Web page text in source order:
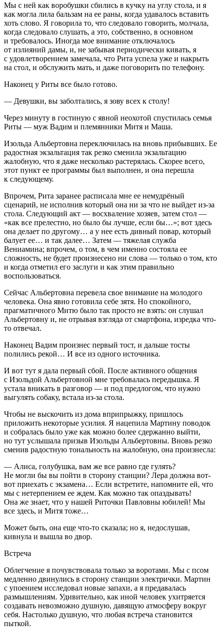
Мы с ней как воробушки сбились в кучку на углу стола, и я
как могла лила бальзам на ее раны, когда удавалось вставить
хоть слово. Я говорила то, что следовало говорить, молчала,
когда следовало слушать, а это, собственно, в основном
и требовалось. Иногда мое внимание отключалось
от излияний дамы, и, не забывая периодически кивать, я
с удовлетворением замечала, что Рита успела уже и накрыть
на стол, и обслужить мать, и даже поговорить по телефону.
Наконец у Риты все было готово.
— Девушки, вы заболтались, я зову всех к столу!
Через минуту в гостиную с явной неохотой спустилась семья
Риты — муж Вадим и племянники Митя и Маша.
Изольда Альбертовна переключилась на вновь прибывших. Ее
радостная экзальтация так резко сменила экзальтацию
жалобную, что я даже несколько растерялась. Скорее всего,
этот пункт ее программы был выполнен, и она перешла
к следующему.
Впрочем, Рита заранее расписала мне ее немудрёный
сценарий, не исполнив который она ни за что не выйдет из-за
стола. Следующий акт — восхваление хозяев, затем стол —
«как все прелестно, но было бы лучше, если бы…»; вот здесь
она делает по другому… а у нее есть дивный повар, который
балует ее… и так далее… Затем — тяжелая служба
Вениамина; впрочем, о том, в чем именно состояла ее
сложность, не будет произнесено ни слова — только о том, кто
и когда отметил его заслуги и как этим правильно
воспользоваться.
Сейчас Альбертовна перевела свое внимание на молодого
человека. Она явно готовила себе зятя. Но спокойного,
прагматичного Митю было так просто не взять: он слушал
Альбертовну и, не отрывая взгляда от смартфона, изредка что-
то отвечал.
Наконец Вадим произнес первый тост, и дальше тосты
полились рекой… И все из одного источника.
И вот тут я дала первый сбой. После активного общения
с Изольдой Альбертовной мне требовалась передышка. Я
устала вникать в разговор — и под предлогом, что нужно
выгулять собаку, встала из-за стола.
Чтобы не выскочить из дома вприпрыжку, пришлось
приложить некоторые усилия. Я нацепила Мартину поводок
и собралась было уже как можно более сдержанно выйти,
но тут услышала призыв Изольды Альбертовны. Вновь резко
сменив радостную тональность на жалобную, она произнесла:
— Алиса, голубушка, вам же все равно где гулять?
Не могли бы вы пойти в сторону станции? Лера должна вот-
вот приехать с экзамена… Если встретите, напомните ей, что
мы с нетерпением ее ждем. Как можно так опаздывать!
Она же знает, что у нашей Риточки Павловны юбилей! Мы
все здесь, и Митя тоже…
Может быть, она еще что-то сказала; но я, недослушав,
кивнула и вышла во двор.
Встреча
Облегчение я почувствовала только за воротами. Мы с псом
медленно двинулись в сторону станции электрички. Мартин
с упоением исследовал новые запахи, а я предавалась
размышлениям. Удивительно, как иной человек ухитряется
создавать невозможно душную, давящую атмосферу вокруг
себя. Настолько душную, что любая встреча становится
пыткой.